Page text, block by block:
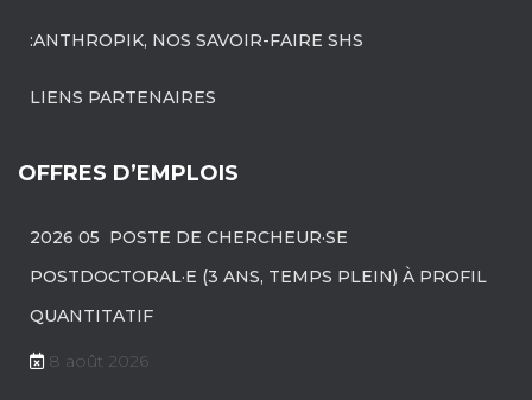
:ANTHROPIK, NOS SAVOIR-FAIRE SHS
LIENS PARTENAIRES
OFFRES D’EMPLOIS
2026 05 POSTE DE CHERCHEUR·SE
POSTDOCTORAL·E (3 ANS, TEMPS PLEIN) À PROFIL
QUANTITATIF
8 août 2026